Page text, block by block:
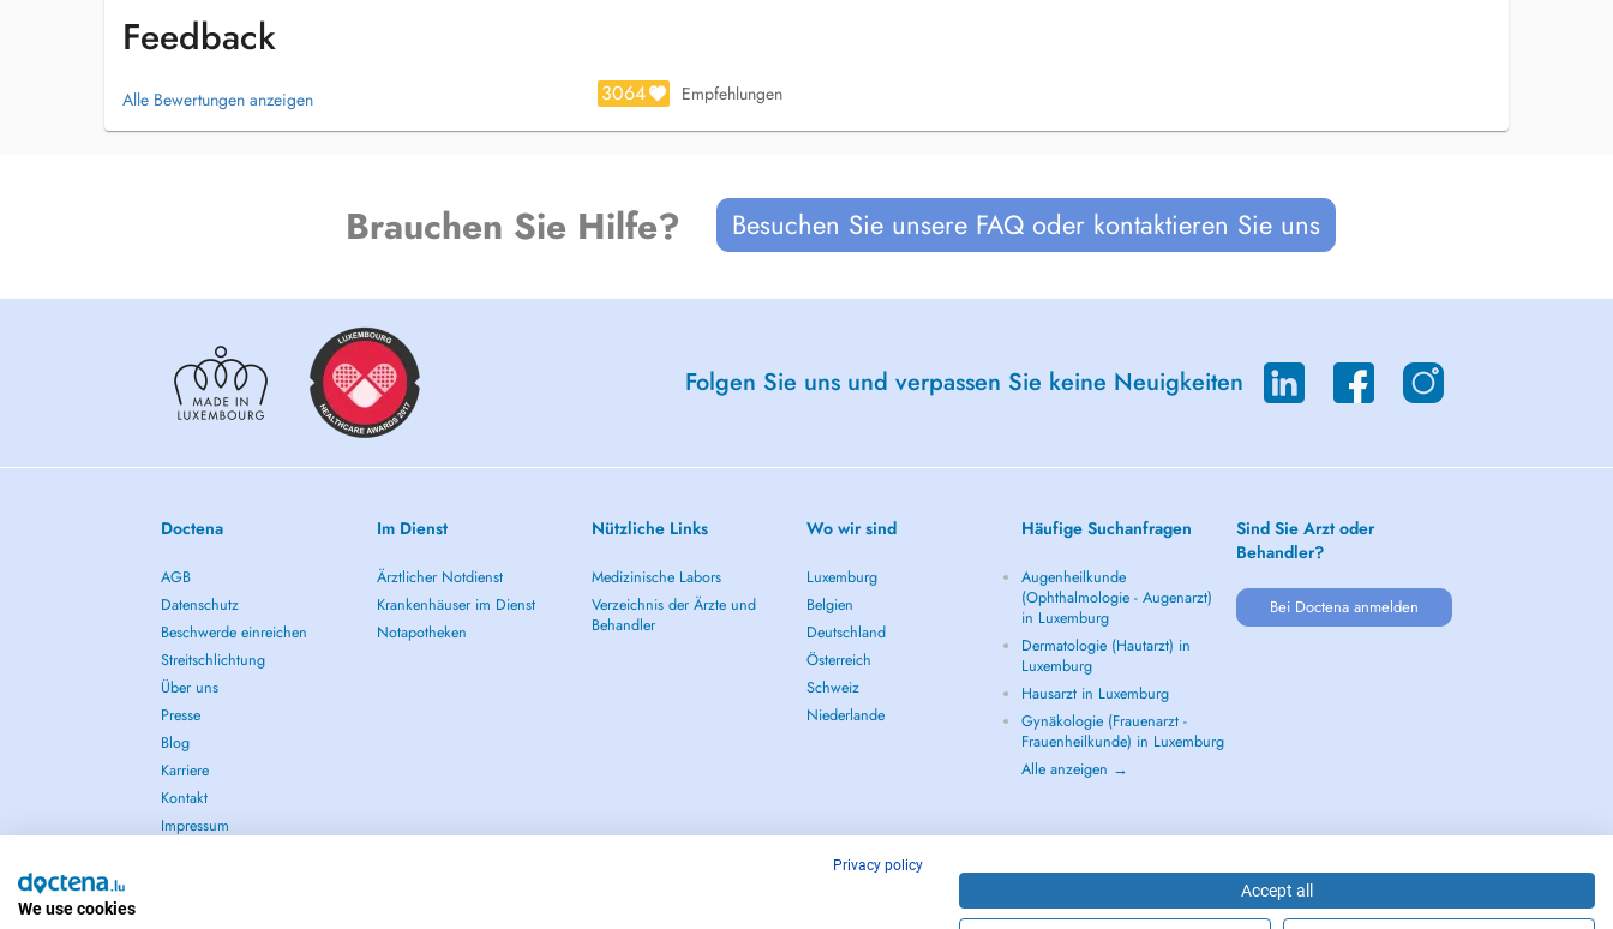
Feedback
Alle Bewertungen anzeigen 3064 Empfehlungen
Brauchen Sie Hilfe? Besuchen Sie unsere FAQ oder kontaktieren Sie uns
Folgen Sie uns und verpassen Sie keine Neuigkeiten
Doctena
AGB
Datenschutz
Beschwerde einreichen
Streitschlichtung
Über uns
Presse
Blog
Karriere
Kontakt
Impressum
Im Dienst
Ärztlicher Notdienst
Krankenhäuser im Dienst
Notapotheken
Nützliche Links
Medizinische Labors
Verzeichnis der Ärzte und
Behandler
Wo wir sind
Luxemburg
Belgien
Deutschland
Österreich
Schweiz
Niederlande
Häufige Suchanfragen
Augenheilkunde
(Ophthalmologie - Augenarzt)
in Luxemburg
Dermatologie (Hautarzt) in
Luxemburg
Hausarzt in Luxemburg
Gynäkologie (Frauenarzt -
Frauenheilkunde) in Luxemburg
Alle anzeigen →
Sind Sie Arzt oder
Behandler?
Bei Doctena anmelden
Privacy policy
We use cookies
Accept all